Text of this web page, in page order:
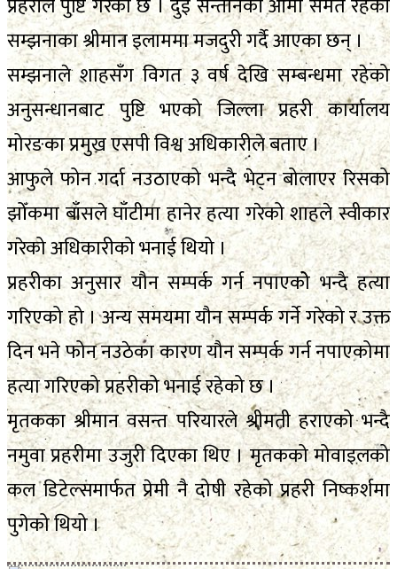
सम्झनाका श्रीमान इलाममा मजदुरी गर्दै आएका छन् ।
सम्झनाले शाहसँग विगत ३ वर्ष देखि सम्बन्धमा रहेको
अनुसन्धानबाट पुष्टि भएको जिल्ला प्रहरी कार्यालय
मोरङका प्रमुख एसपी विश्व अधिकारीले बताए ।
आफुले फोन गर्दा नउठाएको भन्दै भेट्न बोलाएर रिसको
झोँकमा बाँसले घाँटीमा हानेर हत्या गरेको शाहले स्वीकार
गरेको अधिकारीको भनाई थियो ।
प्रहरीका अनुसार यौन सम्पर्क गर्न नपाएकोे भन्दै हत्या
गरिएको हो । अन्य समयमा यौन सम्पर्क गर्ने गरेको र उक्त
दिन भने फोन नउठेका कारण यौन सम्पर्क गर्न नपाएकोमा
हत्या गरिएको प्रहरीको भनाई रहेको छ ।
मृतकका श्रीमान वसन्त परियारले श्रीमती हराएको भन्दै
नमुवा प्रहरीमा उजुरी दिएका थिए । मृतकको मोवाइलको
कल डिटेल्समार्फत प्रेमी नै दोषी रहेको प्रहरी निष्कर्शमा
पुगेको थियो ।